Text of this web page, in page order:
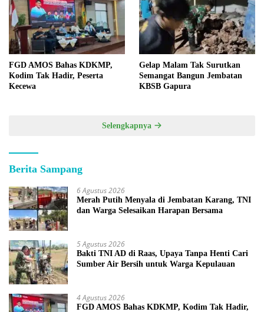
FGD AMOS Bahas KDKMP,
Kodim Tak Hadir, Peserta
Kecewa
Gelap Malam Tak Surutkan
Semangat Bangun Jembatan
KBSB Gapura
Selengkapnya
Berita Sampang
6 Agustus 2026
Merah Putih Menyala di Jembatan Karang, TNI
dan Warga Selesaikan Harapan Bersama
5 Agustus 2026
Bakti TNI AD di Raas, Upaya Tanpa Henti Cari
Sumber Air Bersih untuk Warga Kepulauan
4 Agustus 2026
FGD AMOS Bahas KDKMP, Kodim Tak Hadir,